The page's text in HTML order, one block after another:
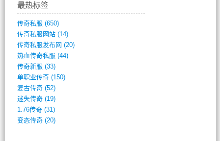
最热标签
传奇私服 (650)
传奇私服网站(14)
传奇私服发布网 (20)
热血传奇私服 (44)
传奇新服 (33)
单职业传奇(150)
复古传奇(52)
迷失传奇(19)
1.76传奇(31)
变态传奇(20)